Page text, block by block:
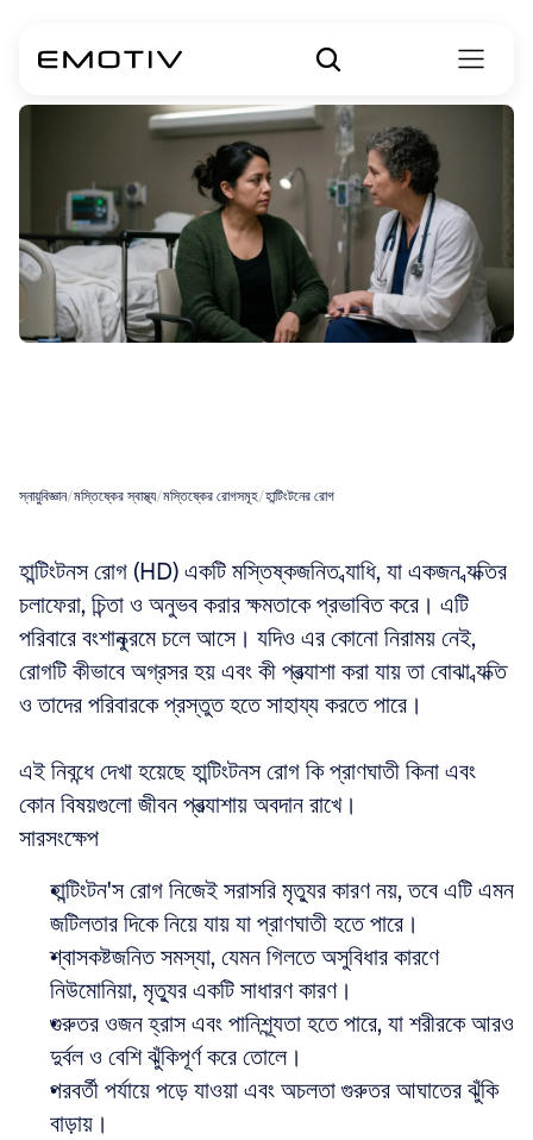
স্নায়ুবিজ্ঞান/মস্তিষ্কের স্বাস্থ্য/মস্তিষ্কের রোগসমূহ/হান্টিংটনের রোগ
হান্টিংটনস রোগ (HD) একটি মস্তিষ্কজনিত ব্যাধি, যা একজন ব্যক্তির
চলাফেরা, চিন্তা ও অনুভব করার ক্ষমতাকে প্রভাবিত করে। এটি
পরিবারে বংশানুক্রমে চলে আসে। যদিও এর কোনো নিরাময় নেই,
রোগটি কীভাবে অগ্রসর হয় এবং কী প্রত্যাশা করা যায় তা বোঝা ব্যক্তি
ও তাদের পরিবারকে প্রস্তুত হতে সাহায্য করতে পারে।
এই নিবন্ধে দেখা হয়েছে হান্টিংটনস রোগ কি প্রাণঘাতী কিনা এবং
কোন বিষয়গুলো জীবন প্রত্যাশায় অবদান রাখে।
সারসংক্ষেপ
হান্টিংটন'স রোগ নিজেই সরাসরি মৃত্যুর কারণ নয়, তবে এটি এমন
জটিলতার দিকে নিয়ে যায় যা প্রাণঘাতী হতে পারে।
শ্বাসকষ্টজনিত সমস্যা, যেমন গিলতে অসুবিধার কারণে
নিউমোনিয়া, মৃত্যুর একটি সাধারণ কারণ।
গুরুতর ওজন হ্রাস এবং পানিশূন্যতা হতে পারে, যা শরীরকে আরও
দুর্বল ও বেশি ঝুঁকিপূর্ণ করে তোলে।
পরবর্তী পর্যায়ে পড়ে যাওয়া এবং অচলতা গুরুতর আঘাতের ঝুঁকি
বাড়ায়।